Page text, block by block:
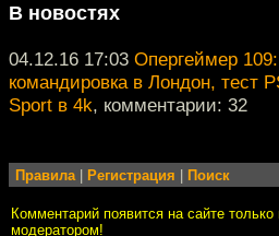
В новостях
04.12.16 17:03 Опергеймер
командировка в Лондон, тест
Sport в 4k, комментарии: 32
Правила| Регистрация Поиск
Комментарий появится на сайте только
модератором!